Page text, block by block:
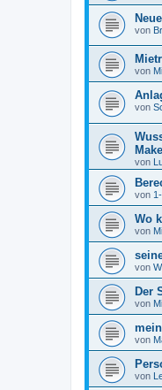
von
von
von
von
von
Wo
von
von
Der
von
von
von